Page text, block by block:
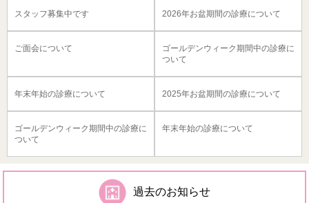
スタッフ募集中です 2026年お盆期間の診療について
ご面会について
ゴールデンウィーク期間中の診療に
ついて
年末年始の診療について 2025年お盆期間の診療について
ゴールデンウィーク期間中の診療に
ついて
年末年始の診療について
過去のお知らせ